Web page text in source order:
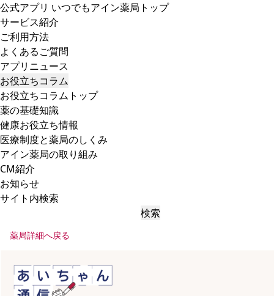
公式アプリ いつでもアイン薬局トップ
サービス紹介
ご利用方法
よくあるご質問
アプリニュース
お役立ちコラム
お役立ちコラムトップ
薬の基礎知識
健康お役立ち情報
医療制度と薬局のしくみ
アイン薬局の取り組み
CM紹介
お知らせ
サイト内検索
検索
薬局詳細へ戻る